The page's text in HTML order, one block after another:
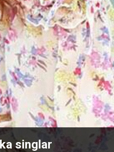
singlar